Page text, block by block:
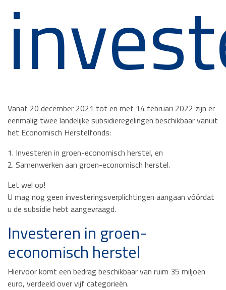
Vanaf 20 december 2021 tot en met 14 februari 2022 zijn er
eenmalig twee landelijke subsidieregelingen beschikbaar vanuit
het Economisch Herstelfonds:
1. Investeren in groen-economisch herstel, en
2. Samenwerken aan groen-economisch herstel.
Let wel op!
U mag nog geen investeringsverplichtingen aangaan vóórdat
u de subsidie hebt aangevraagd.
Investeren in groen-
economisch herstel
Hiervoor komt een bedrag beschikbaar van ruim 35 miljoen
euro, verdeeld over vijf categorieën.